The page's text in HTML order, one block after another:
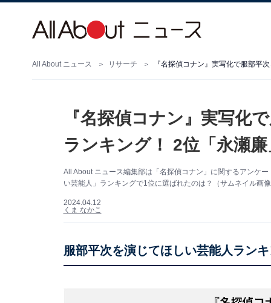
All About ニュース リサーチ 『名探偵コナン』実写化で服部平
『名探偵コナン』実写化
ランキング！ 2位「永瀬
All About ニュース編集部は「名探偵コナン」に関するアンケ
い芸能人」ランキングで1位に選ばれたのは？（サムネイル画
2024.04.12
くま なかこ
服部平次を演じてほしい芸能人ラン